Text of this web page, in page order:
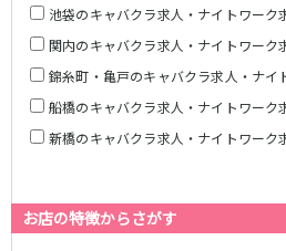
池袋のキャバクラ求人・ナイトワーク
関内のキャバクラ求人・ナイトワーク
錦糸町・亀戸のキャバクラ求人・ナイ
船橋のキャバクラ求人・ナイトワーク
新橋のキャバクラ求人・ナイトワーク
お店の特徴からさがす
日本橋駅
飯田橋駅
神楽坂駅
東陽町駅
池袋駅
大宮駅
武蔵小杉駅